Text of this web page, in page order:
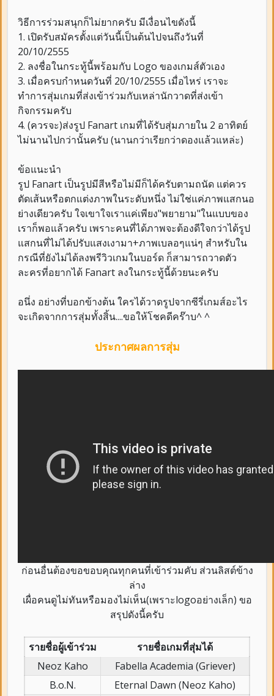
วิธีการร่วมสนุกก็ไม่ยากครับ มีเงื่อนไขดังนี้
1. เปิดรับสมัครตั้งแต่วันนี้เป็นต้นไปจนถึงวันที่
20/10/2555
2. ลงชื่อในกระทู้นี้พร้อมกับ Logo ของเกมส์ตัวเอง
3. เมื่อครบกำหนดวันที่ 20/10/2555 เมื่อไหร่ เราจะ
ทำการสุ่มเกมที่ส่งเข้าร่วมกับเหล่านักวาดที่ส่งเข้า
กิจกรรมครับ
4. (ควรจะ)ส่งรูป Fanart เกมที่ได้รับสุ่มภายใน 2 อาทิตย์
ไม่นานไปกว่านั้นครับ (นานกว่าเรียกว่าดองแล้วแหล่ะ)
ข้อแนะนำ
รูป Fanart เป็นรูปมีสีหรือไม่มีก็ได้ครับตามถนัด แต่ควร
ตัดเส้นหรือตกแต่งภาพในระดับหนึ่ง ไม่ใช่แค่ภาพแสกนอ
ย่างเดียวครับ ใจเขาใจเราแค่เพียง"พยายาม"ในแบบของ
เราก็พอแล้วครับ เพราะคนที่ได้ภาพจะต้องดีใจกว่าได้รูป
แสกนที่ไม่ได้ปรับแสงเงามา+ภาพเบลอๆแน่ๆ สำหรับใน
กรณีที่ยังไม่ได้ลงพรีวิวเกมในบอร์ด ก็สามารถวาดตัว
ละครที่อยากได้ Fanart ลงในกระทู้นี้ด้วยนะครับ
อนึ่ง อย่างที่บอกข้างต้น ใครได้วาดรูปจากซีรี่เกมส์อะไร
จะเกิดจากการสุ่มทั้งสิ้น....ขอให้โชคดีคร๊าบ^ ^
ประกาศผลการสุ่ม
ก่อนอื่นต้องขอขอบคุณทุกคนที่เข้าร่วมคับ ส่วนลิสต์ข้าง
ล่าง
เผื่อคนดูไม่ทันหรือมองไม่เห็น(เพราะlogoอย่างเล็ก) ขอ
สรุปดังนี้ครับ
รายชื่อผู้เข้าร่วม
รายชื่อเกมที่สุ่มได้
Neoz Kaho
Fabella Academia (Griever)
B.o.N.
Eternal Dawn (Neoz Kaho)